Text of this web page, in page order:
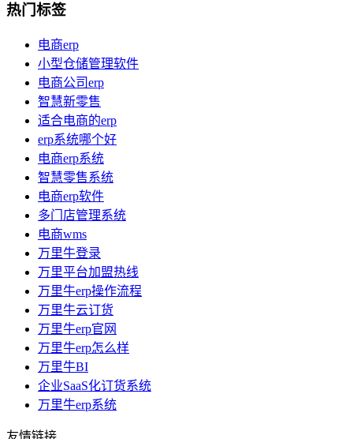
热门标签
电商erp
小型仓储管理软件
电商公司erp
智慧新零售
适合电商的erp
erp系统哪个好
电商erp系统
智慧零售系统
电商erp软件
多门店管理系统
电商wms
万里牛登录
万里平台加盟热线
万里牛erp操作流程
万里牛云订货
万里牛erp官网
万里牛erp怎么样
万里牛BI
企业SaaS化订货系统
万里牛erp系统
友情链接